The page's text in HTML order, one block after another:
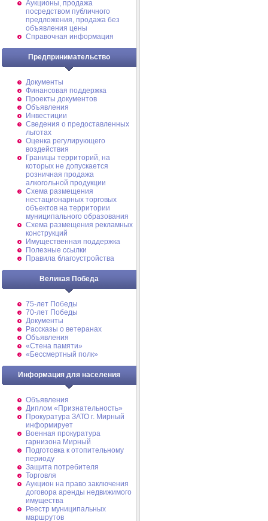
Аукционы, продажа
посредством публичного
предложения, продажа без
объявления цены
Справочная информация
Предпринимательство
Документы
Финансовая поддержка
Проекты документов
Объявления
Инвестиции
Сведения о предоставленных
льготах
Оценка регулирующего
воздействия
Границы территорий, на
которых не допускается
розничная продажа
алкогольной продукции
Схема размещения
нестационарных торговых
объектов на территории
муниципального образования
Схема размещения рекламных
конструкций
Имущественная поддержка
Полезные ссылки
Правила благоустройства
Великая Победа
75-лет Победы
70-лет Победы
Документы
Рассказы о ветеранах
Объявления
«Стена памяти»
«Бессмертный полк»
Информация для населения
Объявления
Диплом «Признательность»
Прокуратура ЗАТО г. Мирный
информирует
Военная прокуратура
гарнизона Мирный
Подготовка к отопительному
периоду
Защита потребителя
Торговля
Аукцион на право заключения
договора аренды недвижимого
имущества
Реестр муниципальных
маршрутов